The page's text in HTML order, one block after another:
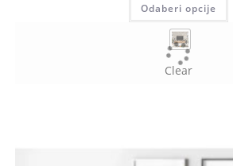
Odaberi opcije
Clear